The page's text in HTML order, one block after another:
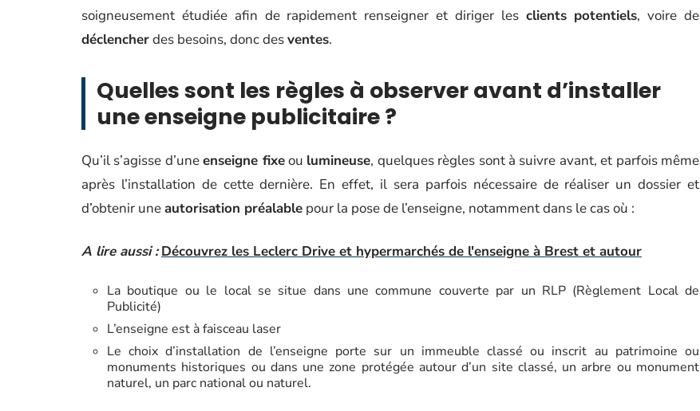
soigneusement étudiée afin de rapidement renseigner et diriger les clients potentiels, voire de
déclencherdes besoins, donc desventes.
Quelles sont les règles à observer avant d’installer
une enseigne publicitaire ?
Qu’il s’agisse d’uneenseigne fixeou lumineuse, quelques règles sont à suivre avant, et parfois même
après l’installation de cette dernière. En effet, il sera parfois nécessaire de réaliser un dossier et
d’obtenir uneautorisation préalable pour la pose de l’enseigne, notamment dans le cas où :
A lire aussi : Découvrez les Leclerc Drive et hypermarchés de l'enseigne à Brest et autour
La boutique ou le local se situe dans une commune couverte par un RLP (Règlement Local de
Publicité)
L’enseigne est à faisceau laser
Le choix d’installation de l’enseigne porte sur un immeuble classé ou inscrit au patrimoine ou
monuments historiques ou dans une zone protégée autour d’un site classé, un arbre ou monument
naturel, un parc national ou naturel.